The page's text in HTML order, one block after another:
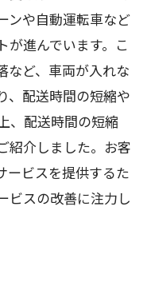
ンや自動運転車など
が進んでいます。こ
など、車両が入れな
、配送時間の短縮や
、配送時間の短縮
紹介しました。お客
ービスを提供するた
ビスの改善に注力し